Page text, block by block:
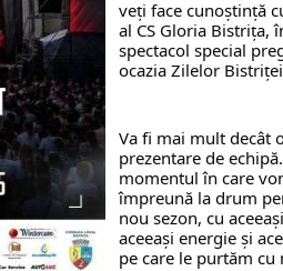
veți face cunoștință
al CS Gloria Bistrița,
spectacol special
ocazia Zilelor
Va fi mai mult decât
prezentare de
momentul în care
împreună la drum
nou sezon, cu
aceeași energie și
pe care le purtăm cu